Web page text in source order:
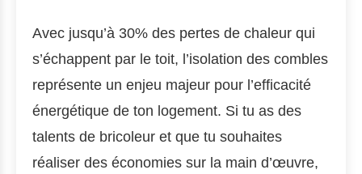
Avec jusqu’à 30% des pertes de chaleur qui
s’échappent par le toit, l’isolation des combles
représente un enjeu majeur pour l’efficacité
énergétique de ton logement. Si tu as des
talents de bricoleur et que tu souhaites
réaliser des économies sur la main d’œuvre,